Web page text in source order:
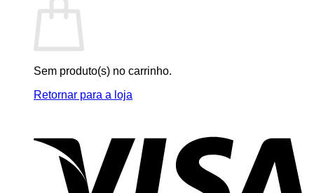
Sem produto(s) no carrinho.
Retornar para a loja